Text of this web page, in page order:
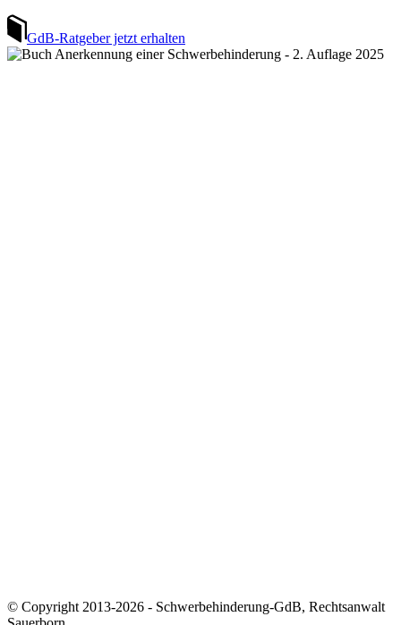
GdB-Ratgeber jetzt erhalten
© Copyright 2013-2026 - Schwerbehinderung-GdB, Rechtsanwalt